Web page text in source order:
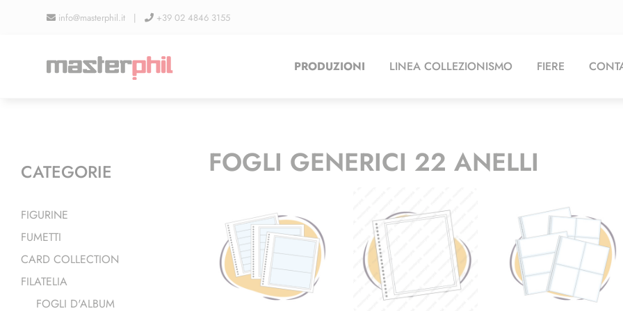
info@masterphil.it | +39 02 4846 3155
PRODUZIONI LINEA COLLEZIONISMO FIERE
FOGLI GENERICI 22 ANELLI
CATEGORIE
FIGURINE
FUMETTI
CARD COLLECTION
FILATELIA
FOGLI D'ALBUM